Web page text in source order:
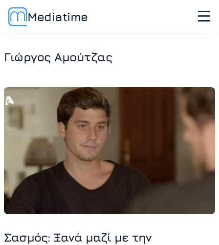
Mediatime
Γιώργος Αμούτζας
Σασμός: Ξανά μαζί με την